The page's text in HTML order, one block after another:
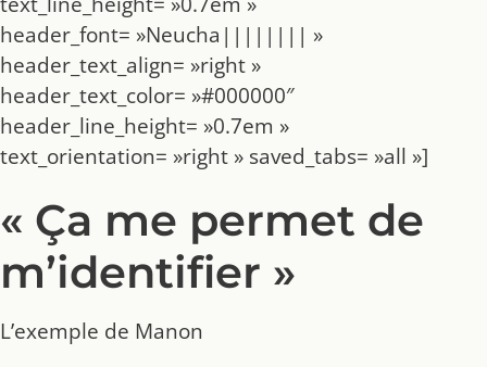
header_font= »Neucha|||||||| »
header_text_align= »right »
header_text_color= »#000000″
header_line_height= »0.7em »
text_orientation= »right » saved_tabs= »all »]
« Ça me permet de
m’identifier »
L’exemple de Manon